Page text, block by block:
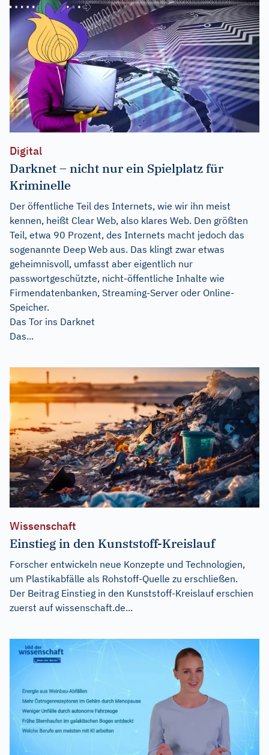
Digital
Darknet – nicht nur ein Spielplatz für
Kriminelle
Der öffentliche Teil des Internets, wie wir ihn meist
kennen, heißt Clear Web, also klares Web. Den größten
Teil, etwa 90 Prozent, des Internets macht jedoch das
sogenannte Deep Web aus. Das klingt zwar etwas
geheimnisvoll, umfasst aber eigentlich nur
passwortgeschützte, nicht-öffentliche Inhalte wie
Firmendatenbanken, Streaming-Server oder Online-
Speicher.
Das Tor ins Darknet
Das...
Wissenschaft
Einstieg in den Kunststoff-Kreislauf
Forscher entwickeln neue Konzepte und Technologien,
um Plastikabfälle als Rohstoff-Quelle zu erschließen.
Der Beitrag Einstieg in den Kunststoff-Kreislauf erschien
zuerst auf wissenschaft.de...